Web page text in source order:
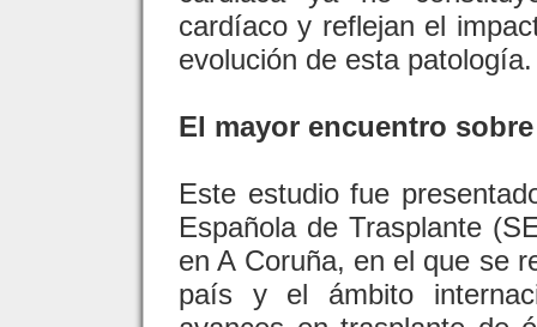
cardíaco y reflejan el
evolución de esta patología.
El mayor encuentro
Este estudio fue
Española de Trasplante
en A Coruña, en el que se
país y el ámbito